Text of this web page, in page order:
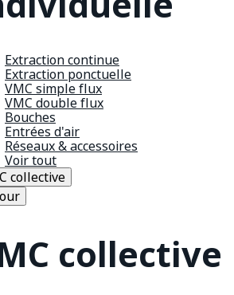
Extraction continue
Extraction ponctuelle
VMC simple flux
VMC double flux
Bouches
Entrées d'air
Réseaux & accessoires
Voir tout
collective
collective